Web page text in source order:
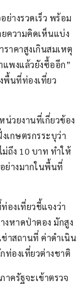
างรวดเร็ว พร้อม
ความคิดเห็นแบ่ง
าคาสูงเกินสมเหตุ
พงแล้วยังซื้ออีก”
พื้นที่ท่องเที่ยว
น่วยงานที่เกี่ยวข้อง
เกษตรกรระบุว่า
ถึง 10 บาท ทำให้
ย่างมากในพื้นที่
องเที่ยวชี้แจงว่า
หาดป่าตอง มักสูง
าสถานที่ ค่าดำเนิน
ท่องเที่ยวต่างชาติ
าครัฐจะเข้าตรวจ